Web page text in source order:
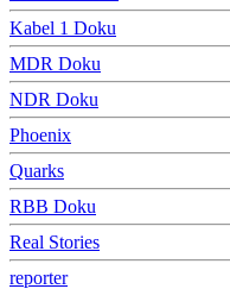
Kabel 1 Doku
MDR Doku
NDR Doku
Phoenix
Quarks
RBB Doku
Real Stories
reporter